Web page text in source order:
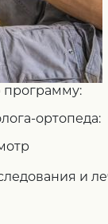
программу:
ортопеда:
и